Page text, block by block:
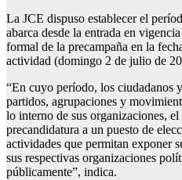
La JCE dispuso establecer el
abarca desde la entrada en
formal de la precampaña en la
actividad (domingo 2 de julio de
“En cuyo período, los ciudadanos
partidos, agrupaciones y
lo interno de sus organizaciones,
precandidatura a un puesto de
actividades que permitan exponer
sus respectivas organizaciones
públicamente”, indica.